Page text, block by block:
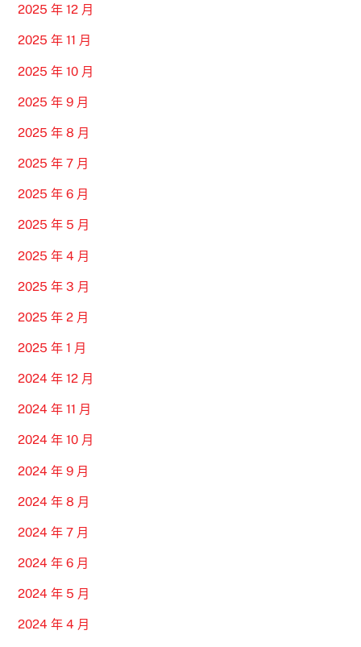
2025 年 12 月
2025 年 11 月
2025 年 10 月
2025 年 9 月
2025 年 8 月
2025 年 7 月
2025 年 6 月
2025 年 5 月
2025 年 4 月
2025 年 3 月
2025 年 2 月
2025 年 1 月
2024 年 12 月
2024 年 11 月
2024 年 10 月
2024 年 9 月
2024 年 8 月
2024 年 7 月
2024 年 6 月
2024 年 5 月
2024 年 4 月